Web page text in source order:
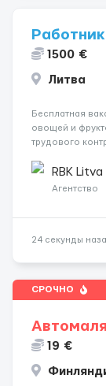
1500 €
Литва
Бесплатная
овощей и
трудового
- медкомиссия
русский...
RBK Litva
Агентство
24 секунды
СРОЧНО
19 €